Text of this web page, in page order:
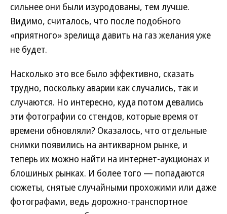
сильнее они были изуродованы, тем лучше.
Видимо, считалось, что после подобного
«приятного» зрелища давить на газ желания уже
не будет.
Насколько это все было эффективно, сказать
трудно, поскольку аварии как случались, так и
случаются. Но интересно, куда потом девались
эти фотографии со стендов, которые время от
времени обновляли? Оказалось, что отдельные
снимки появились на антикварном рынке, и
теперь их можно найти на интернет-аукционах и
блошиных рынках. И более того — попадаются
сюжеты, снятые случайными прохожими или даже
фотографами, ведь дорожно-транспортное